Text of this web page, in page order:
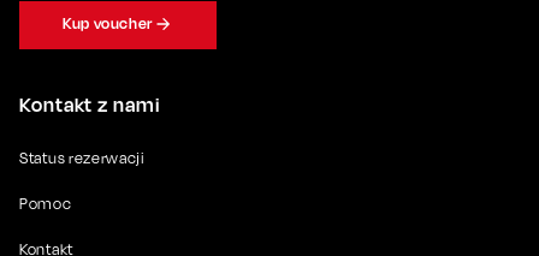
Kontakt z nami
Status rezerwacji
Pomoc
Kontakt
Kup voucher